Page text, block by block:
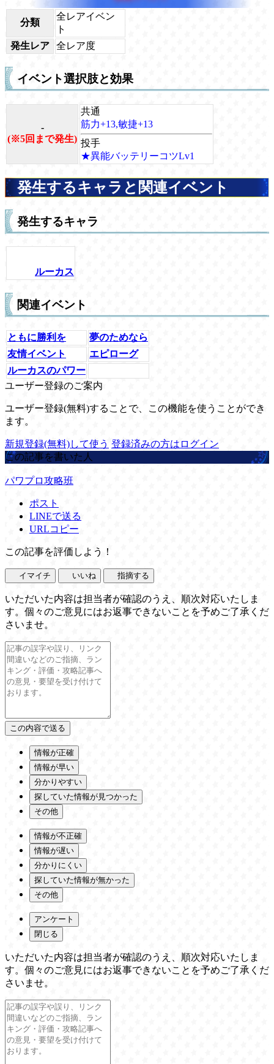
分類
全レアイベン
ト
発生レア
全レア度
イベント選択肢と効果
-
(※5回まで発生)
共通
筋力+13,敏捷+13
投手
★異能バッテリーコツLv1
発生するキャラと関連イベント
発生するキャラ
ルーカス
関連イベント
ともに勝利を
夢のためなら
友情イベント
エピローグ
ルーカスのパワー
ユーザー登録のご案内
ユーザー登録(無料)することで、この機能を使うことができ
ます。
新規登録(無料)して使う 登録済みの方はログイン
この記事を書いた人
パワプロ攻略班
ポスト
LINEで送る
URLコピー
この記事を評価しよう！
イマイチ いいね 指摘する
いただいた内容は担当者が確認のうえ、順次対応いたしま
す。個々のご意見にはお返事できないことを予めご了承くだ
さいませ。
情報が正確
情報が早い
分かりやすい
探していた情報が見つかった
その他
情報が不正確
情報が遅い
分かりにくい
探していた情報が無かった
その他
アンケート
閉じる
いただいた内容は担当者が確認のうえ、順次対応いたしま
す。個々のご意見にはお返事できないことを予めご了承くだ
さいませ。